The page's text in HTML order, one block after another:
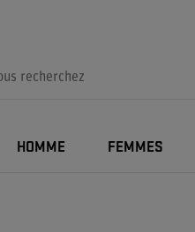
HOMME FEMMES